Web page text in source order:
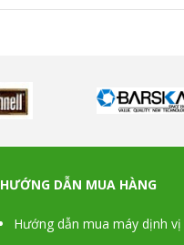
HƯỚNG DẪN MUA HÀNG
Hướng dẫn mua máy dịnh vị